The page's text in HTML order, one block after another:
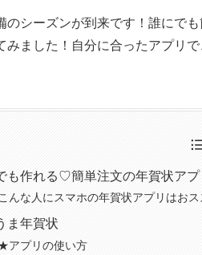
のシーズンが到来です！誰にで
みました！自分に合ったアプリ
も作れる♡簡単注文の年賀状アプ
んな人にスマホの年賀状アプリはおス
ま年賀状
アプリの使い方